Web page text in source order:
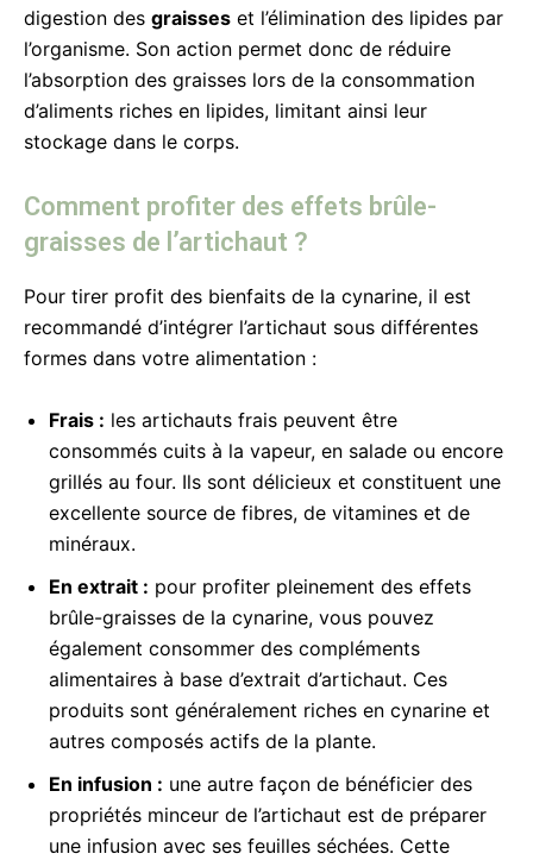
digestion des graisses et l’élimination des lipides par
l’organisme. Son action permet donc de réduire
l’absorption des graisses lors de la consommation
d’aliments riches en lipides, limitant ainsi leur
stockage dans le corps.
Comment profiter des effets brûle-
graisses de l’artichaut ?
Pour tirer profit des bienfaits de la cynarine, il est
recommandé d’intégrer l’artichaut sous différentes
formes dans votre alimentation :
Frais : les artichauts frais peuvent être
consommés cuits à la vapeur, en salade ou encore
grillés au four. Ils sont délicieux et constituent une
excellente source de fibres, de vitamines et de
minéraux.
En extrait : pour profiter pleinement des effets
brûle-graisses de la cynarine, vous pouvez
également consommer des compléments
alimentaires à base d’extrait d’artichaut. Ces
produits sont généralement riches en cynarine et
autres composés actifs de la plante.
En infusion : une autre façon de bénéficier des
propriétés minceur de l’artichaut est de préparer
une infusion avec ses feuilles séchées. Cette